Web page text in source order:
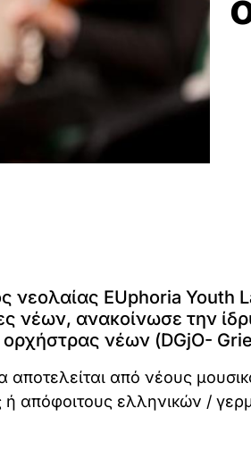
νεολαίας EUphoria Youth
νέων, ανακοίνωσε την
νέων (DGjO-
αποτελείται από νέους
ή απόφοιτους ελληνικών /